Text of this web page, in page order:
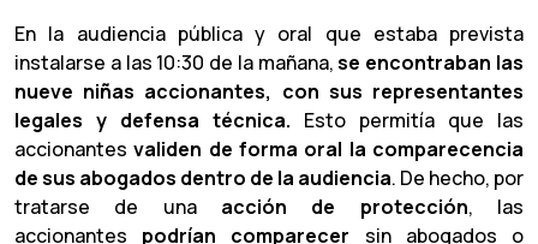
En la audiencia pública y oral que estaba prevista
instalarse a las 10:30 de la mañana,se encontraban las
nueve niñas accionantes, con sus representantes
legales y defensa técnica. Esto permitía que las
accionantesvaliden de forma oral la comparecencia
de sus abogados dentro de la audiencia. De hecho, por
tratarse de una acción de protección, las
accionantes podrían comparecer sin abogados o